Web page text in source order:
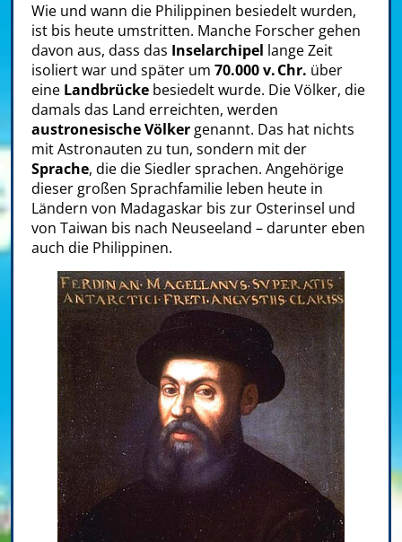
Wie und wann die Philippinen besiedelt wurden,
ist bis heute umstritten. Manche Forscher gehen
davon aus, dass das Inselarchipel lange Zeit
isoliert war und später um 70.000 v. Chr. über
eine Landbrücke besiedelt wurde. Die Völker, die
damals das Land erreichten, werden
austronesische Völker genannt. Das hat nichts
mit Astronauten zu tun, sondern mit der
Sprache, die die Siedler sprachen. Angehörige
dieser großen Sprachfamilie leben heute in
Ländern von Madagaskar bis zur Osterinsel und
von Taiwan bis nach Neuseeland – darunter eben
auch die Philippinen.